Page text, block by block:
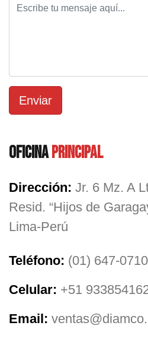
Enviar
OficinaPrincipal
Dirección: Jr. 6 Mz. A
Resid. “Hijos de
Lima-Perú
Teléfono: (01) 647-0710
Celular: +51
Email: